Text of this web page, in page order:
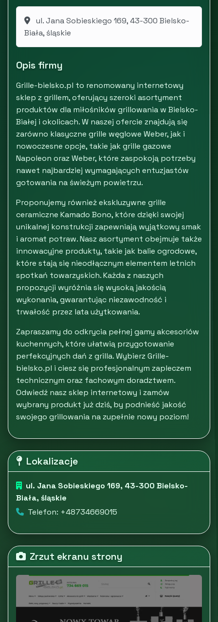
ul. Jana Sobieskiego 169, 43-300 Bielsko-
Biała, śląskie
Opis firmy
Grille-bielsko.pl to renomowany internetowy
sklep z grillem, oferujący szeroki asortyment
produktów dla miłośników grillowania w Bielsko-
Białej i okolicach. W naszej ofercie znajdują się
zarówno klasyczne grille węglowe Weber, jak i
nowoczesne opcje, takie jak grille gazowe
Napoleon oraz Weber, które zaspokoją potrzeby
nawet najbardziej wymagających entuzjastów
gotowania na świeżym powietrzu.
Proponujemy również ekskluzywne grille
ceramiczne Kamado Bono, które dzięki swojej
unikalnej konstrukcji zapewniają wyjątkowy smak
i aromat potraw. Nasz asortyment obejmuje także
innowacyjne produkty, takie jak balie ogrodowe,
które stają się nieodłącznym elementem letnich
spotkań towarzyskich. Każda z naszych
propozycji wyróżnia się wysoką jakością
wykonania, gwarantując niezawodność i
trwałość przez lata użytkowania.
Zapraszamy do odkrycia pełnej gamy akcesoriów
kuchennych, które ułatwią przygotowanie
perfekcyjnych dań z grilla. Wybierz Grille-
bielsko.pl i ciesz się profesjonalnym zapleczem
technicznym oraz fachowym doradztwem.
Odwiedź nasz sklep internetowy i zamów
wybrany produkt już dziś, by podnieść jakość
swojego grillowania na zupełnie nowy poziom!
Lokalizacje
ul. Jana Sobieskiego 169, 43-300 Bielsko-
Biała, śląskie
Telefon: +48734669015
Zrzut ekranu strony